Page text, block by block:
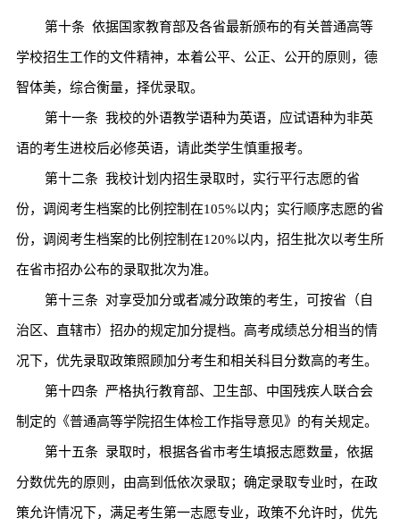
第十条 依据国家教育部及各省最新颁布的有关普通高等
学校招生工作的文件精神，本着公平、公正、公开的原则，德
智体美，综合衡量，择优录取。
第十一条 我校的外语教学语种为英语，应试语种为非英
语的考生进校后必修英语，请此类学生慎重报考。
第十二条 我校计划内招生录取时，实行平行志愿的省
份，调阅考生档案的比例控制在105%以内；实行顺序志愿的省
份，调阅考生档案的比例控制在120%以内，招生批次以考生所
在省市招办公布的录取批次为准。
第十三条 对享受加分或者减分政策的考生，可按省（自
治区、直辖市）招办的规定加分提档。高考成绩总分相当的情
况下，优先录取政策照顾加分考生和相关科目分数高的考生。
第十四条 严格执行教育部、卫生部、中国残疾人联合会
制定的《普通高等学院招生体检工作指导意见》的有关规定。
第十五条 录取时，根据各省市考生填报志愿数量，依据
分数优先的原则，由高到低依次录取；确定录取专业时，在政
策允许情况下，满足考生第一志愿专业，政策不允许时，优先